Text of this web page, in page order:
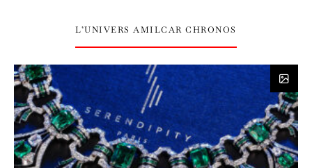
L’UNIVERS AMILCAR CHRONOS